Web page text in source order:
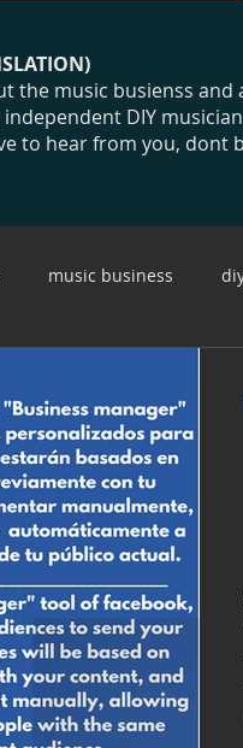
the music busienss
DIY
to hear from you, dont
music business
marketing compositor
CDbaby copy